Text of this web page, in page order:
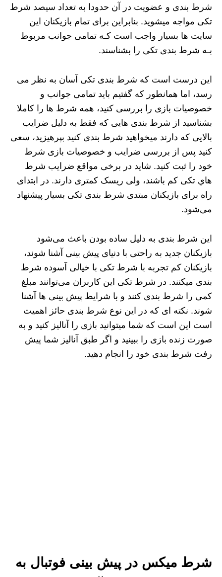
شرط بندی و عضویت در آن حدودا به تعداد سیصد شرط
تکی مواجه میشوید. بنابراین برای تمام بازیکنان این
سایت ها بسیار واجب است کـه تمامی جوانب مربوط
بـه شرط بندی تکی را بشناسند.
این درست است که شرط بندی تکی آسان به نظر می
رسد، اما همانطور که گفتیم باید تمامی جوانب و
خصوصیات بازی را بررسی کنید، همه شرط ها را کاملا
بشناسید از شرط بندی هایی که فقط به دلیل ضرایب
بالایی که دارند میخواهید شرط بندی کنید بپرهیزید، سعی
کنید پس از بررسی ضرایب و خصوصیات بازی شرط
خود را ثبت کنید. شاید در برخی مواقع ضرایب شرط
هاي‌ تکی کم باشند، ولی ریسک کمتری دارند. در ابتدای
راه برای بازیکنان مبتدی شرط بندی تکی بسیار پیشنهاد
می‌شود.
این شرط بندی به دلیل ساده بودن باعث می‌شود
بازیکنان جدید به راحتی با دنیای پیش بینی آشنا شوند،
بازیکنان کم تجربه با شرط تکی با خیالی آسوده شرط
بندی میکنند. در شرط تکی این کاربران می‌توانند مبلغ
کمی را شرط بندی کنند و با شرایط پیش بینی ها آشنا
شوند. نکته ای که در این نوع شرط بندی حائز اهمیت
است این است که شما میتوانید بازی را آنالیز کنید و به
صورت زنده بازی را ببینید و اگر طبق آنالیز شما پیش
رفت شرط بندی خود را انجام دهید.
شرط میکس در پیش بینی فوتبال به